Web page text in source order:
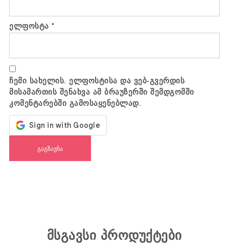
ელფოსტა*
ჩემი სახელის. ელფოსტისა და ვებ-გვერდის
მისამართის შენახვა ამ ბრაუზერში შემდგომში
კომენტარებში გამოსაყენებლად.
მსგავსი პროდუქტები